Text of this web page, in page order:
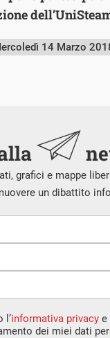
14 Marzo
grafici e mappe
un dibattito
l’informativa privacy e
dei miei dati